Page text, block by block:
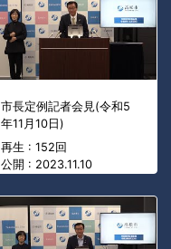
市長定例記者会見(令和5
年11月10日)
再生 : 152回
公開 : 2023.11.10